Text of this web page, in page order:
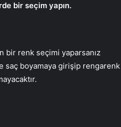
bir seçim yapın.
bir renk seçimi yaparsanız
saç boyamaya girişip rengarenk